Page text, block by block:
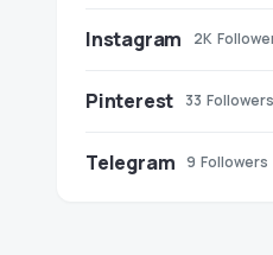
Instagram 2K
Pinterest 33 Followers
Telegram 9 Followers